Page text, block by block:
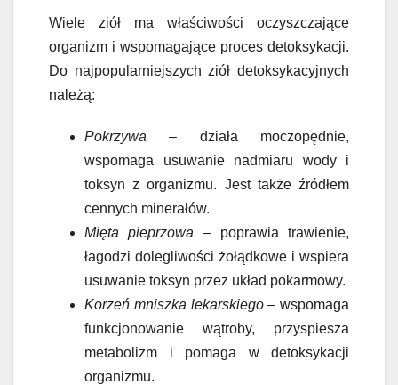
Wiele ziół ma właściwości oczyszczające
organizm i wspomagające proces detoksykacji.
Do najpopularniejszych ziół detoksykacyjnych
należą:
Pokrzywa – działa moczopędnie,
wspomaga usuwanie nadmiaru wody i
toksyn z organizmu. Jest także źródłem
cennych minerałów.
Mięta pieprzowa – poprawia trawienie,
łagodzi dolegliwości żołądkowe i wspiera
usuwanie toksyn przez układ pokarmowy.
Korzeń mniszka lekarskiego– wspomaga
funkcjonowanie wątroby, przyspiesza
metabolizm i pomaga w detoksykacji
organizmu.